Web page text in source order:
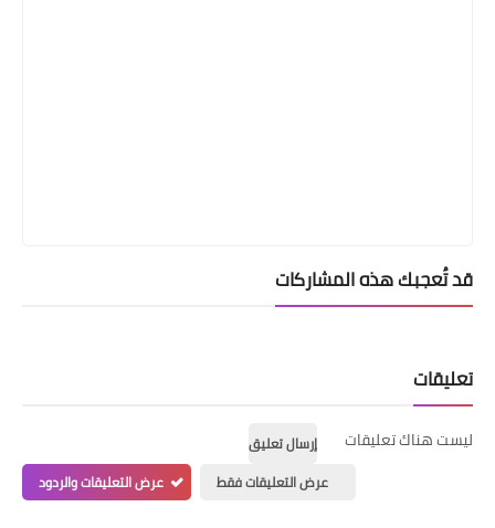
قد تُعجبك هذه المشاركات
تعليقات
ليست هناك تعليقات
إرسال تعليق
عرض التعليقات فقط
عرض التعليقات والردود